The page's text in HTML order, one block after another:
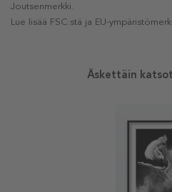
Joutsenmerkki.
Lue lisää FSC:stä ja EU-
Äskettäin